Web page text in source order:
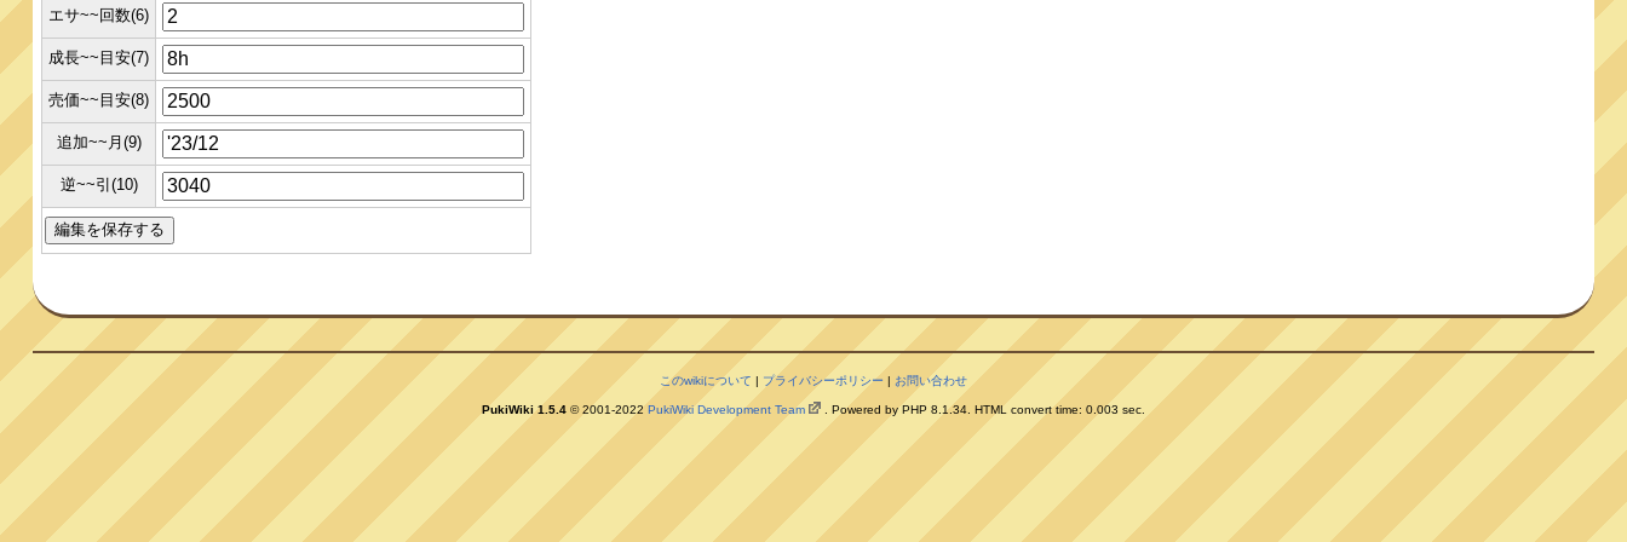
エサ~~回数(6)
成長~~目安(7)
売価~~目安(8)
追加~~月(9)
逆~~引(10)
このwikiについて | プライバシーポリシー | お問い合わせ
PukiWiki 1.5.4 © 2001-2022 PukiWiki Development Team . Powered by PHP 8.1.34. HTML convert time: 0.003 sec.